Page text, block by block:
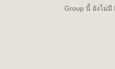
Group นี้ ยังไม่มี